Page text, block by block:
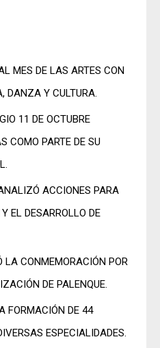
MES DE LAS ARTES CON
DANZA Y CULTURA.
11 DE OCTUBRE
COMO PARTE DE SU
ACCIONES PARA
EL DESARROLLO DE
LA CONMEMORACIÓN POR
DE PALENQUE.
FORMACIÓN DE 44
ESPECIALIDADES.